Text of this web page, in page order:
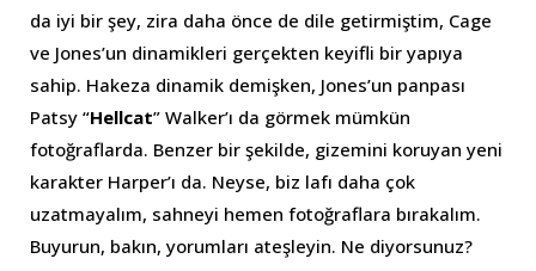
da iyi bir şey, zira daha önce de dile getirmiştim, Cage
ve Jones’un dinamikleri gerçekten keyifli bir yapıya
sahip. Hakeza dinamik demişken, Jones’un panpası
Patsy “Hellcat” Walker’ı da görmek mümkün
fotoğraflarda. Benzer bir şekilde, gizemini koruyan yeni
karakter Harper’ı da. Neyse, biz lafı daha çok
uzatmayalım, sahneyi hemen fotoğraflara bırakalım.
Buyurun, bakın, yorumları ateşleyin. Ne diyorsunuz?